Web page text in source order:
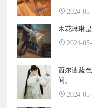
2024-
木花琳琳
2024-
西尔酱蓝
间。
2024-